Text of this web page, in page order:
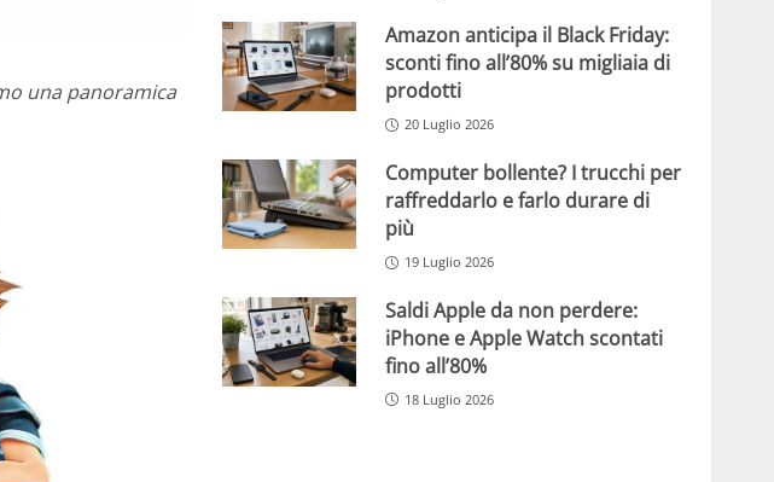
una panoramica
Amazon anticipa il Black Friday:
sconti fino all’80% su migliaia di
prodotti
20 Luglio 2026
Computer bollente? I trucchi per
raffreddarlo e farlo durare di
più
19 Luglio 2026
Saldi Apple da non perdere:
iPhone e Apple Watch scontati
fino all’80%
18 Luglio 2026